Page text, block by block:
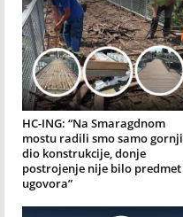
HC-ING: “Na Smaragdnom
mostu radili smo samo gornji
dio konstrukcije, donje
postrojenje nije bilo predmet
ugovora”